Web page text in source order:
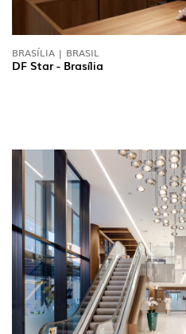
INTERIOR (86)
EXTERIOR (22)
BRASÍLIA | BRASIL
DF Star - Brasília